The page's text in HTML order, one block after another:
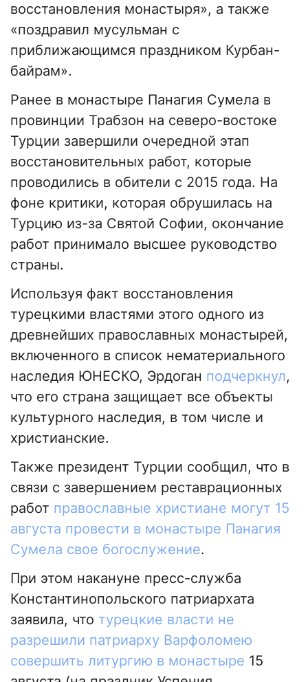
восстановления монастыря», а также
«поздравил мусульман с
приближающимся праздником Курбан-
байрам».
Ранее в монастыре Панагия Сумела в
провинции Трабзон на северо-востоке
Турции завершили очередной этап
восстановительных работ, которые
проводились в обители с 2015 года. На
фоне критики, которая обрушилась на
Турцию из-за Святой Софии, окончание
работ принимало высшее руководство
страны.
Используя факт восстановления
турецкими властями этого одного из
древнейших православных монастырей,
включенного в список нематериального
наследия ЮНЕСКО, Эрдоган подчеркнул,
что его страна защищает все объекты
культурного наследия, в том числе и
христианские.
Также президент Турции сообщил, что в
связи с завершением реставрационных
работ православные христиане могут 15
августа провести в монастыре Панагия
Сумела свое богослужение.
При этом накануне пресс-служба
Константинопольского патриархата
заявила, что турецкие власти не
разрешили патриарху Варфоломею
совершить литургию в монастыре 15